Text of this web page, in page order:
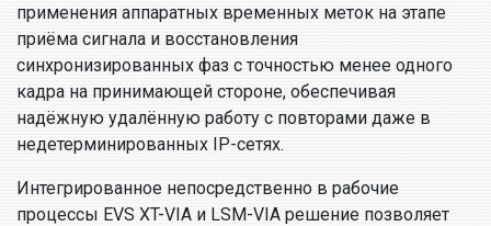
применения аппаратных временных меток на этапе
приёма сигнала и восстановления
синхронизированных фаз с точностью менее одного
кадра на принимающей стороне, обеспечивая
надёжную удалённую работу с повторами даже в
недетерминированных IP-сетях.
Интегрированное непосредственно в рабочие
процессы EVS XT-VIA и LSM-VIA решение позволяет